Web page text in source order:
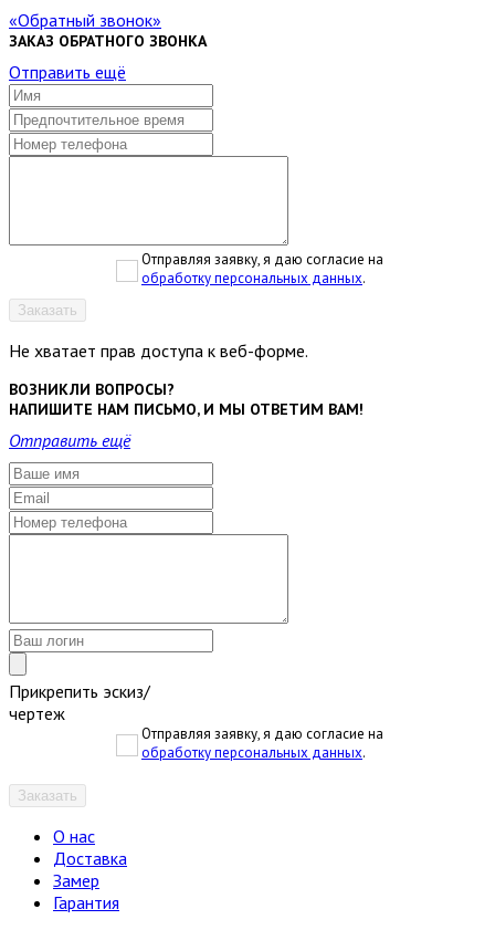
Обратный звонок
ЗАКАЗ ОБРАТНОГО ЗВОНКА
Отправить ещё
Отправляя заявку, я даю согласие на
обработку персональных данных.
Заказать
Не хватает прав доступа к веб-форме.
ВОЗНИКЛИ ВОПРОСЫ?
НАПИШИТЕ НАМ ПИСЬМО, И МЫ ОТВЕТИМ ВАМ!
Отправить ещё
Прикрепить эскиз/
чертеж
Отправляя заявку, я даю согласие на
обработку персональных данных.
Заказать
О нас
Доставка
Замер
Гарантия